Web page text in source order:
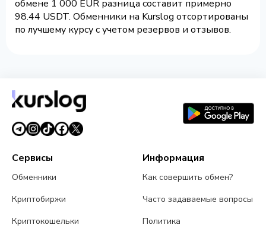
обмене 1 000 EUR разница составит примерно
98.44 USDT. Обменники на Kurslog отсортированы
по лучшему курсу с учетом резервов и отзывов.
Сервисы
Обменники
Криптобиржи
Криптокошельки
Информация
Как совершить обмен?
Часто задаваемые вопросы
Политика